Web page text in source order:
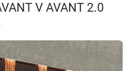
V AVANT 2.0